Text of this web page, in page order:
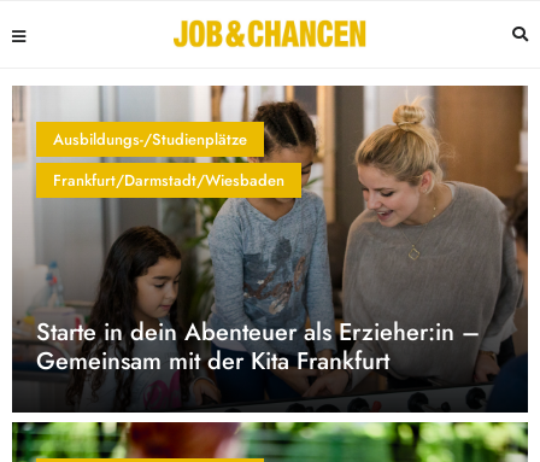
Ausbildungs-/Studienplätze
Frankfurt/Darmstadt/Wiesbaden
Starte in dein Abenteuer als Erzieher:in –
Gemeinsam mit der Kita Frankfurt